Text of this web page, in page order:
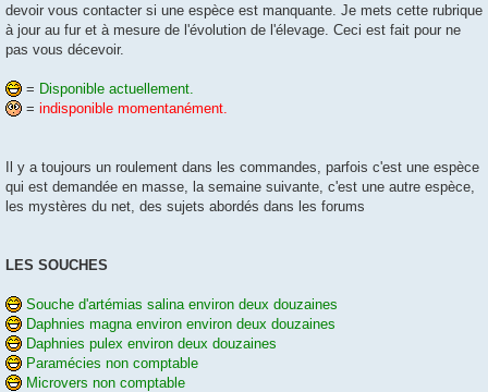
devoir vous contacter si une espèce est manquante. Je mets cette rubrique
à jour au fur et à mesure de l'évolution de l'élevage. Ceci est fait pour ne
pas vous décevoir.
= Disponible actuellement.
= indisponible momentanément.
Il y a toujours un roulement dans les commandes, parfois c'est une espèce
qui est demandée en masse, la semaine suivante, c'est une autre espèce,
les mystères du net, des sujets abordés dans les forums
LES SOUCHES
Souche d'artémias salina environ deux douzaines
Daphnies magna environ environ deux douzaines
Daphnies pulex environ deux douzaines
Paramécies non comptable
Microvers non comptable